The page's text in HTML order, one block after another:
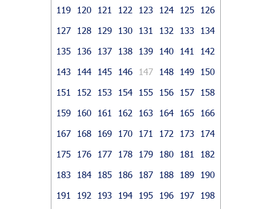
119
120 121 122 123 124 125
126
127
128 129 130 131 132 133
134
135
136 137 138 139 140 141
142
143
144 145 146 147 148 149
150
151
152 153 154 155 156 157
158
159
160 161 162 163 164 165
166
167
168 169 170 171 172 173
174
175
176 177 178 179 180 181
182
183
184 185 186 187 188 189
190
191
192 193 194 195 196 197
198